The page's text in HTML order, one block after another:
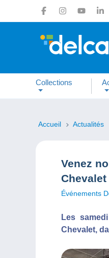
Collections
Accueil Actualités
Venez
Chevalet
Événements
Les
Chevalet,